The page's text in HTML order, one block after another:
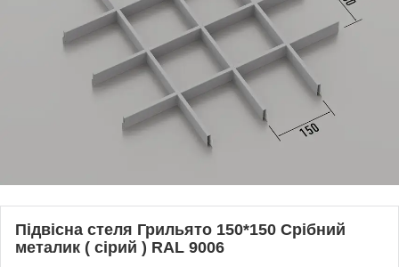
Підвісна стеля Грильято 150*150 Срібний
металик ( сірий ) RAL 9006